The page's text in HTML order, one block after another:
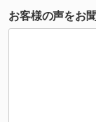
お客様の声をお